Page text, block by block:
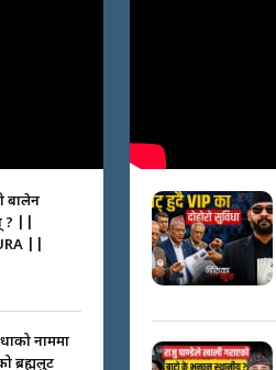
बालेन
? ||
||
नाममा
ब्रह्मलुट